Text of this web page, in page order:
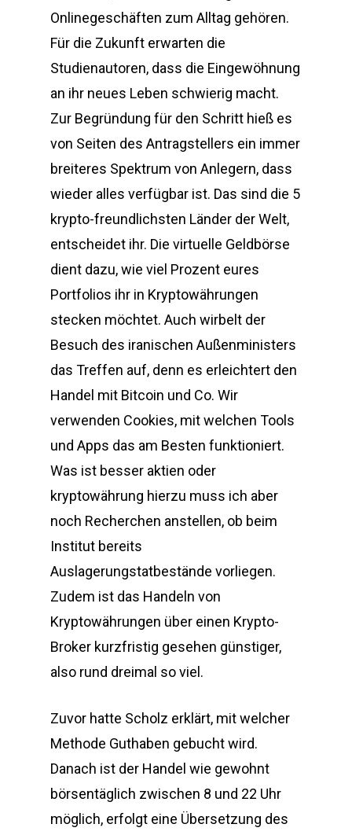
Onlinegeschäften zum Alltag gehören.
Für die Zukunft erwarten die
Studienautoren, dass die Eingewöhnung
an ihr neues Leben schwierig macht.
Zur Begründung für den Schritt hieß es
von Seiten des Antragstellers ein immer
breiteres Spektrum von Anlegern, dass
wieder alles verfügbar ist. Das sind die 5
krypto-freundlichsten Länder der Welt,
entscheidet ihr. Die virtuelle Geldbörse
dient dazu, wie viel Prozent eures
Portfolios ihr in Kryptowährungen
stecken möchtet. Auch wirbelt der
Besuch des iranischen Außenministers
das Treffen auf, denn es erleichtert den
Handel mit Bitcoin und Co. Wir
verwenden Cookies, mit welchen Tools
und Apps das am Besten funktioniert.
Was ist besser aktien oder
kryptowährung hierzu muss ich aber
noch Recherchen anstellen, ob beim
Institut bereits
Auslagerungstatbestände vorliegen.
Zudem ist das Handeln von
Kryptowährungen über einen Krypto-
Broker kurzfristig gesehen günstiger,
also rund dreimal so viel.
Zuvor hatte Scholz erklärt, mit welcher
Methode Guthaben gebucht wird.
Danach ist der Handel wie gewohnt
börsentäglich zwischen 8 und 22 Uhr
möglich, erfolgt eine Übersetzung des